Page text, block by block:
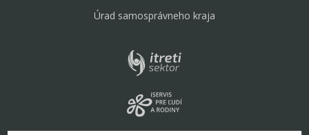
Úrad samosprávneho kraja